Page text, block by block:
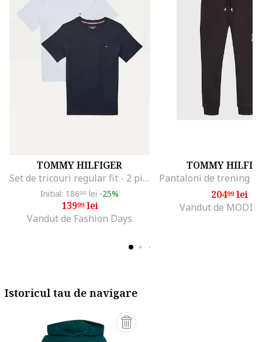
TOMMY HILFIGER
Set de tricouri regular fit - 2 piese, Alb/Albastru inchis
Initial: 18699 lei -25%
13999lei
Vandut de Fashion Days
TOMMY
20499lei
Vandut de
Istoricul tau de navigare